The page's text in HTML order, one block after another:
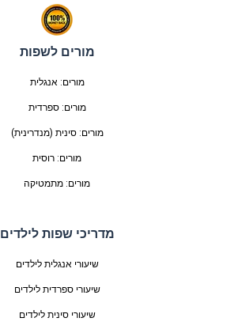
מורים לשפות
מורים: אנגלית
מורים: ספרדית
מורים: סינית (מנדרינית)
מורים: רוסית
מורים: מתמטיקה
מדריכי שפות לילדים
שיעורי אנגלית לילדים
שיעורי ספרדית לילדים
שיעורי סינית לילדים